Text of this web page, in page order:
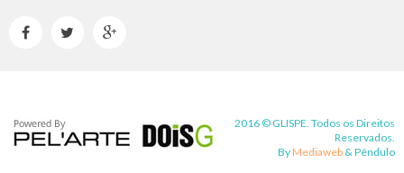
  
2016 © GLISPE. Todos os Direitos
Reservados.
By Mediaweb &Pêndulo